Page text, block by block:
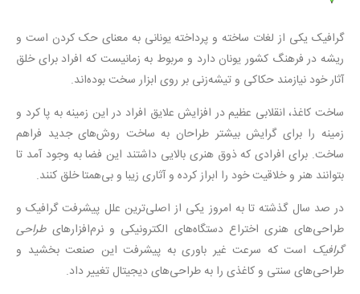
گرافیک یکی از لغات ساخته و پرداخته یونانی به معنای حک کردن است و
ریشه در فرهنگ کشور یونان دارد و مربوط به زمانیست که افراد برای خلق
آثار خود نیازمند حکاکی و تیشه‌زنی بر روی ابزار سخت بوده‌اند.
ساخت کاغذ، انقلابی عظیم در افزایش علایق افراد در این زمینه به پا کرد و
زمینه را برای گرایش بیشتر طراحان به ساخت روش‌های جدید فراهم
ساخت. برای افرادی که ذوق هنری بالایی داشتند این فضا به وجود آمد تا
بتوانند هنر و خلاقیت خود را ابراز کرده و آثاری زیبا و بی‌همتا خلق کنند.
در صد سال گذشته تا به امروز یکی از اصلی‌ترین علل پیشرفت گرافیک و
طراحی‌های هنری اختراع دستگاه‌های الکترونیکی و نرم‌افزارهای طراحی
گرافیکاست که سرعت غیر باوری به پیشرفت این صنعت بخشید و
طراحی‌های سنتی و کاغذی را به طراحی‌های دیجیتال تغییر داد.